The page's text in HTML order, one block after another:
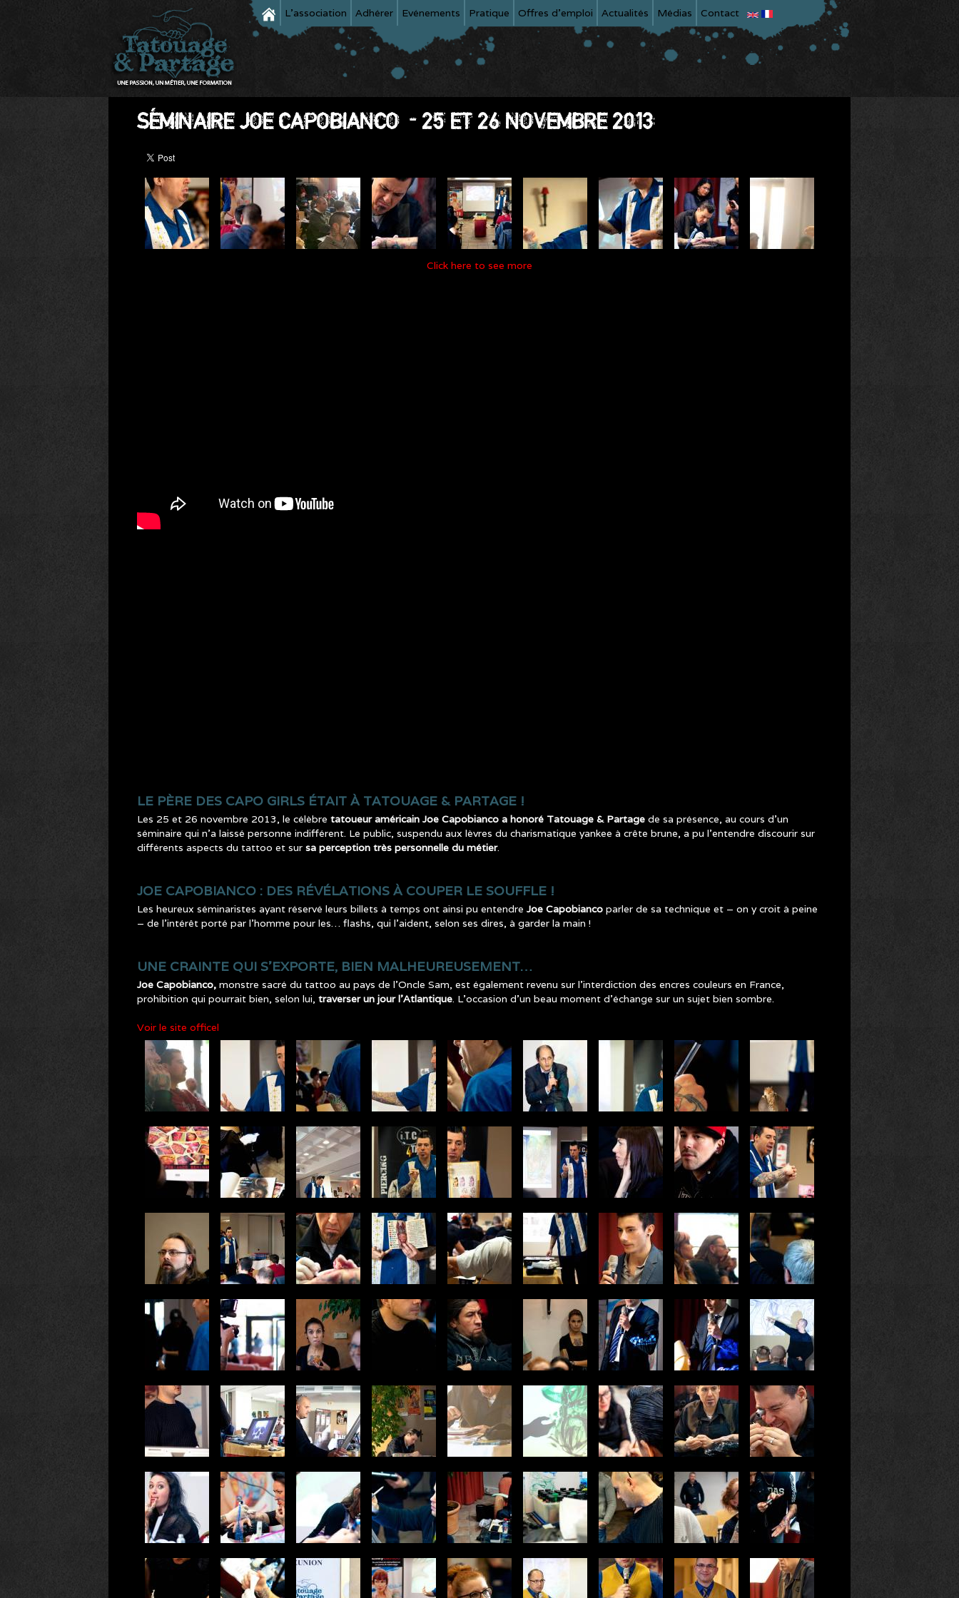
L'association Adhérer Evénements Pratique Offres d'emploi Actualités Médias Contact
SÉMINAIRE JOE CAPOBIANCO - 25 ET 26 NOVEMBRE 2013
Click here to see more
LE PÈRE DES CAPO GIRLS ÉTAIT À TATOUAGE & PARTAGE !
Les 25 et 26 novembre 2013, le célèbre tatoueur américain Joe Capobianco a honoré Tatouage & Partage de sa présence, au cours d’un
séminaire qui n’a laissé personne indifférent. Le public, suspendu aux lèvres du charismatique yankee à crête brune, a pu l’entendre discourir sur
différents aspects du tattoo et sur sa perception très personnelle du métier.
JOE CAPOBIANCO : DES RÉVÉLATIONS À COUPER LE SOUFFLE !
Les heureux séminaristes ayant réservé leurs billets à temps ont ainsi pu entendre Joe Capobianco parler de sa technique et – on y croit à peine
– de l’intérêt porté par l’homme pour les… flashs, qui l’aident, selon ses dires, à garder la main !
UNE CRAINTE QUI S’EXPORTE, BIEN MALHEUREUSEMENT…
Joe Capobianco, monstre sacré du tattoo au pays de l’Oncle Sam, est également revenu sur l’interdiction des encres couleurs en France,
prohibition qui pourrait bien, selon lui, traverser un jour l’Atlantique. L’occasion d’un beau moment d’échange sur un sujet bien sombre.
Voir le site officel